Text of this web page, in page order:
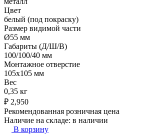
Цвет
белый (под покраску)
Размер видимой части
Ø55 мм
Габариты (Д/Ш/В)
100/100/40 мм
Монтажное отверстие
105x105 мм
Вес
0,35 кг
₽ 2,950
Рекомендованная розничная цена
Наличие на складе: в наличии
В корзину